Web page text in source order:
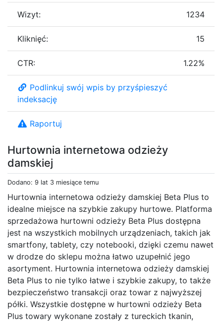
Hurtownia internetowa odzieży
damskiej
Dodano: 9 lat 3 miesiące temu
Hurtownia internetowa odzieży damskiej Beta Plus to
idealne miejsce na szybkie zakupy hurtowe. Platforma
sprzedażowa hurtowni odzieży Beta Plus dostępna
jest na wszystkich mobilnych urządzeniach, takich jak
smartfony, tablety, czy notebooki, dzięki czemu nawet
w drodze do sklepu można łatwo uzupełnić jego
asortyment. Hurtownia internetowa odzieży damskiej
Beta Plus to nie tylko łatwe i szybkie zakupy, to także
bezpieczeństwo transakcji oraz towar z najwyższej
półki. Wszystkie dostępne w hurtowni odzieży Beta
Plus towary wykonane zostały z tureckich tkanin,
Wizyt: 1234
Kliknięć: 15
CTR: 1.22%
Podlinkuj swój wpis by przyśpieszyć
indeksację
Raportuj